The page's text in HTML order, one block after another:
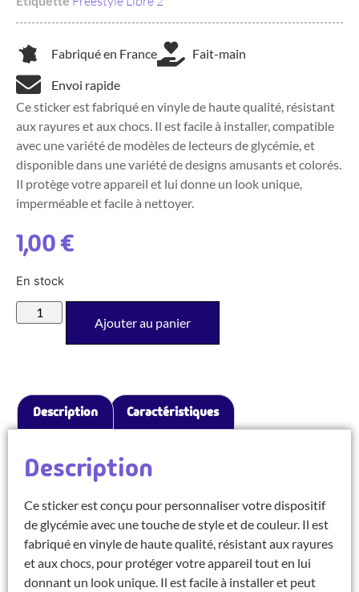
Fabriqué en France Fait-main
Envoi rapide
Ce sticker est fabriqué en vinyle de haute qualité, résistant
aux rayures et aux chocs. Il est facile à installer, compatible
avec une variété de modèles de lecteurs de glycémie, et
disponible dans une variété de designs amusants et colorés.
Il protège votre appareil et lui donne un look unique,
imperméable et facile à nettoyer.
1,00€
En stock
Ajouter au panier
Description Caractéristiques
Description
Ce sticker est conçu pour personnaliser votre dispositif
de glycémie avec une touche de style et de couleur. Il est
fabriqué en vinyle de haute qualité, résistant aux rayures
et aux chocs, pour protéger votre appareil tout en lui
donnant un look unique. Il est facile à installer et peut